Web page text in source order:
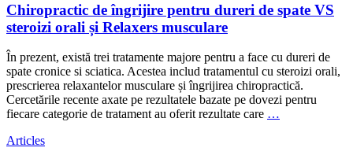
Chiropractic de îngrijire pentru dureri de spate VS
steroizi orali și Relaxers musculare
În prezent, există trei tratamente majore pentru a face cu dureri de
spate cronice si sciatica. Acestea includ tratamentul cu steroizi orali,
prescrierea relaxantelor musculare și îngrijirea chiropractică.
Cercetările recente axate pe rezultatele bazate pe dovezi pentru
fiecare categorie de tratament au oferit rezultate care …
Articles